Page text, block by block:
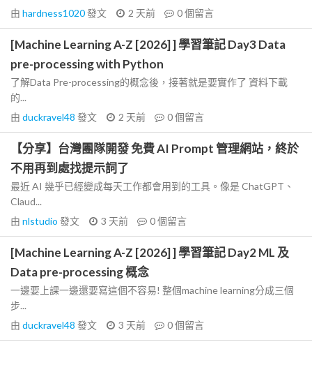
由 hardness1020發文 2 天前 0個留言
[Machine Learning A-Z [2026] ] 學習筆記 Day3 Data
pre-processing with Python
了解Data Pre-processing的概念後，接著就是要實作了 資料下載
的...
由 duckravel48 發文 2 天前 0個留言
【分享】台灣團隊開發 免費 AI Prompt 管理網站，終於
不用再到處找提示詞了
最近 AI 幾乎已經變成每天工作都會用到的工具。像是 ChatGPT、
Claud...
由 nlstudio 發文 3 天前 0個留言
[Machine Learning A-Z [2026] ] 學習筆記 Day2 ML 及
Data pre-processing 概念
一邊要上課一邊還要寫這個不容易! 整個machine learning分成三個
步...
由 duckravel48 發文 3 天前 0個留言